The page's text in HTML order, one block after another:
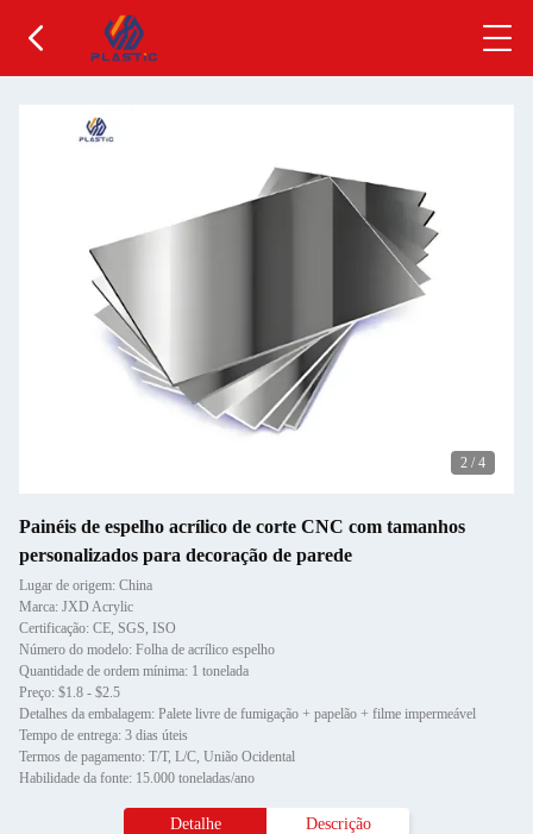
2 / 4
Painéis de espelho acrílico de corte CNC com tamanhos
personalizados para decoração de parede
Lugar de origem: China
Marca: JXD Acrylic
Certificação: CE, SGS, ISO
Número do modelo: Folha de acrílico espelho
Quantidade de ordem mínima: 1 tonelada
Preço: $1.8 - $2.5
Detalhes da embalagem: Palete livre de fumigação + papelão + filme impermeável
Tempo de entrega: 3 dias úteis
Termos de pagamento: T/T, L/C, União Ocidental
Habilidade da fonte: 15.000 toneladas/ano
Detalhe Descrição